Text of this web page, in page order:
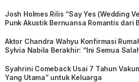
Josh Holmes Rilis “Say Yes (Wedding
Punk Akustik Bernuansa Romantis dari
Aktor Chandra Wahyu Konfirmasi
Sylvia Nabila Berakhir: “Ini Semua
Syahrini Comeback Usai 7 Tahun
Yang Utama” untuk Keluarga